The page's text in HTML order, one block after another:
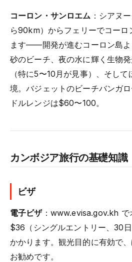
コーロン・サンロエム ：シアヌ
ら90km）からフェリーでコーロ
ます——開発が進むコーロン島よ
砂のビーチ、夜の水に輝く生物
（特に5〜10月が見事）、そし
境。バジェットのビーチバンガ
ドルレンジは$60〜100。
カンボジア旅行の基礎知識
ビザ
電子ビザ：www.evisa.gov.kh で
$36（シングルエントリー、30
かかります。観光目的に有効で
お勧めです。